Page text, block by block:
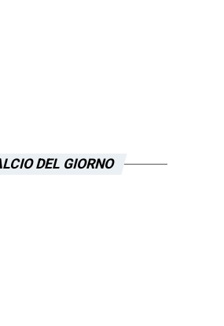
DEL GIORNO